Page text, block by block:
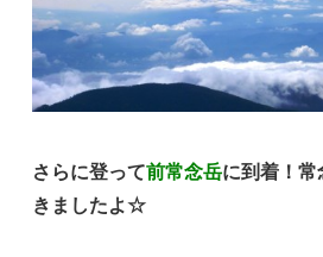
さらに登って前常念岳に到着！
きましたよ☆